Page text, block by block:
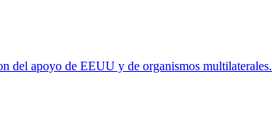
del apoyo de EEUU y de organismos multilaterales.